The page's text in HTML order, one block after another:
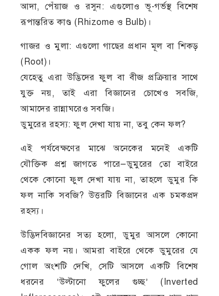
আদা, পেঁয়াজ ও রসুন: এগুলোও ভূ-গর্ভস্থ বিশেষ
রূপান্তরিত কাণ্ড (Rhizome ও Bulb)।
গাজর ও মুলা: এগুলো গাছের প্রধান মূল বা শিকড়
(Root)।
যেহেতু এরা উদ্ভিদের ফুল বা বীজ প্রক্রিয়ার সাথে
যুক্ত নয়, তাই এরা বিজ্ঞানের চোখেও সবজি,
আমাদের রান্নাঘরেও সবজি।
ডুমুরের রহস্য: ফুল দেখা যায় না, তবু কেন ফল?
এই পর্যবেক্ষণের মাঝে অনেকের মনেই একটি
যৌক্তিক প্রশ্ন জাগতে পারে—ডুমুরের তো বাইরে
থেকে কোনো ফুল দেখা যায় না, তাহলে ডুমুর কি
ফল নাকি সবজি? উত্তরটি বিজ্ঞানের এক চমকপ্রদ
রহস্য।
উদ্ভিদবিজ্ঞানের সত্য হলো, ডুমুর আসলে কোনো
একক ফল নয়। আমরা বাইরে থেকে ডুমুরের যে
গোল অংশটি দেখি, সেটি আসলে একটি বিশেষ
ধরনের ‘উল্টানো ফুলের গুচ্ছ’ (Inverted